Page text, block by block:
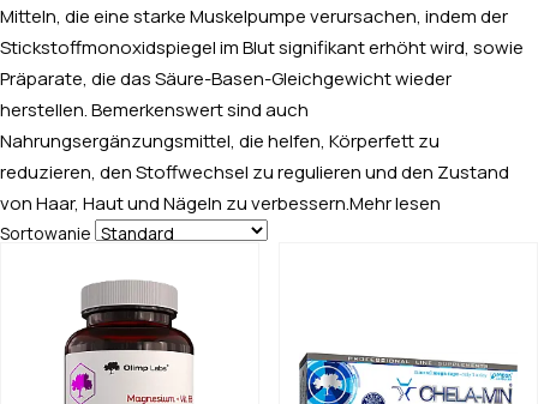
Mitteln, die eine starke Muskelpumpe verursachen, indem der
Stickstoffmonoxidspiegel im Blut signifikant erhöht wird, sowie
Präparate, die das Säure-Basen-Gleichgewicht wieder
herstellen. Bemerkenswert sind auch
Nahrungsergänzungsmittel, die helfen, Körperfett zu
reduzieren, den Stoffwechsel zu regulieren und den Zustand
von Haar, Haut und Nägeln zu verbessern. Mehr lesen
Sortowanie